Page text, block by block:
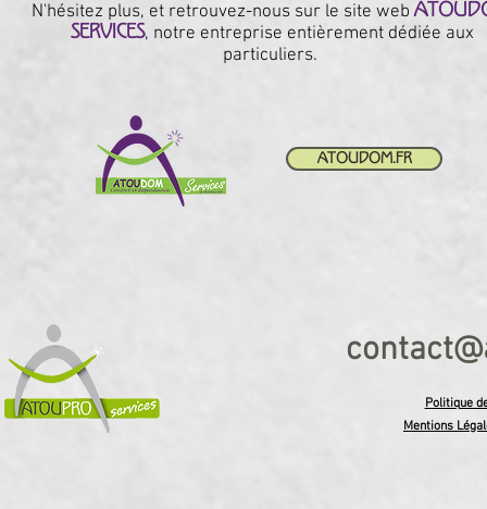
atoudom.fr
N'hésitez plus, et retrouvez-nous sur le site web
sERVICES, notre entreprise entièrement dédiée aux
particuliers.
contact
Politique
Mentions